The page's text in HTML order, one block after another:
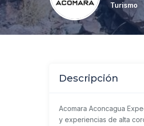
Turismo
Descripción
Acomara Aconcagua
y experiencias de alta